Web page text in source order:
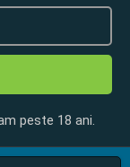
peste 18 ani.